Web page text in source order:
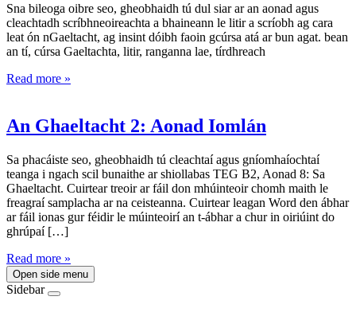
Sna bileoga oibre seo, gheobhaidh tú dul siar ar an aonad agus
cleachtadh scríbhneoireachta a bhaineann le litir a scríobh ag cara
leat ón nGaeltacht, ag insint dóibh faoin gcúrsa atá ar bun agat. bean
an tí, cúrsa Gaeltachta, litir, ranganna lae, tírdhreach
Read more »
An Ghaeltacht 2: Aonad Iomlán
Sa phacáiste seo, gheobhaidh tú cleachtaí agus gníomhaíochtaí
teanga i ngach scil bunaithe ar shiollabas TEG B2, Aonad 8: Sa
Ghaeltacht. Cuirtear treoir ar fáil don mhúinteoir chomh maith le
freagraí samplacha ar na ceisteanna. Cuirtear leagan Word den ábhar
ar fáil ionas gur féidir le múinteoirí an t-ábhar a chur in oiriúint do
ghrúpaí […]
Read more »
Open side menu
Sidebar